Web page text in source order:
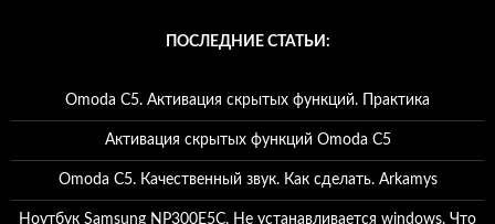
ПОСЛЕДНИЕ СТАТЬИ:
Omoda C5. Активация скрытых функций. Практика
Активация скрытых функций Omoda C5
Omoda C5. Качественный звук. Как сделать. Arkamys
Ноутбук Samsung NP300E5C. Не устанавливается windows. Что